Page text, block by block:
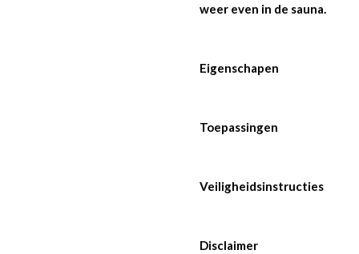
weer even in de sauna.
Eigenschapen
Toepassingen
Veiligheidsinstructies
Disclaimer